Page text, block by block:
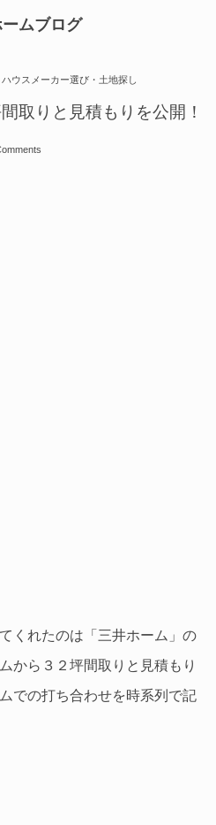
ムブログ
ハウスメーカー選び・土地探し
取りと見積もりを公開！
くれたのは「三井ホーム」の
から３２坪間取りと見積もり
での打ち合わせを時系列で記